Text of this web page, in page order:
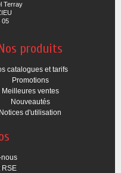
Terray
05
produits
catalogues et tarifs
Promotions
Meilleures ventes
Nouveautés
Notices d'utilisation
RSE